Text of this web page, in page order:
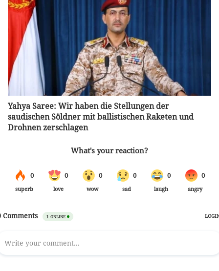
Yahya Saree: Wir haben die Stellungen der
saudischen Söldner mit ballistischen Raketen und
Drohnen zerschlagen